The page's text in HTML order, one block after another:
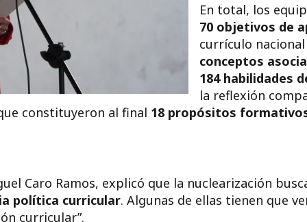
En total, los
70 objetivos de
currículo
conceptos
184 habilidades
la reflexión
constituyeron al final 18 propósitos
Caro Ramos, explicó que la nuclearización
política curricular. Algunas de ellas tienen que
curricular”.